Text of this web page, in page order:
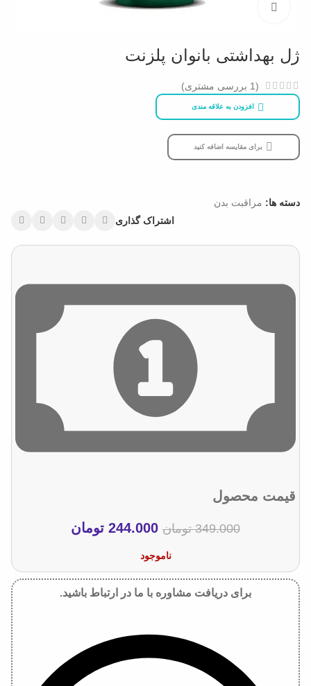
بزرگنمایی تصویر
ژل بهداشتی بانوان پلزنت
(
1 بررسی مشتری)
افزودن به علاقه مندی
برای مقایسه اضافه کنید
دسته ها: مراقبت بدن
اشتراک گذاری
قیمت محصول
349.000 تومان 244.000 تومان
ناموجود
برای دریافت مشاوره با ما در ارتباط باشید.